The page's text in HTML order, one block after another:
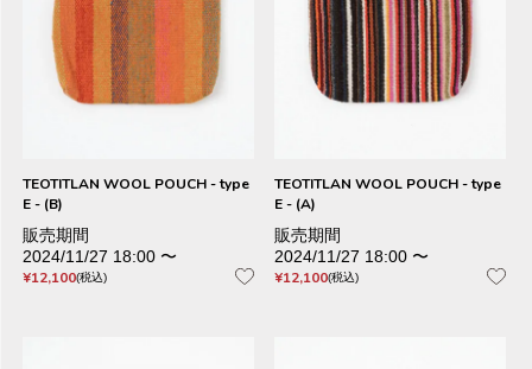
TEOTITLAN WOOL POUCH - type
E - (B)
販売期間
2024/11/27 18:00 〜
¥12,100 税込
TEOTITLAN WOOL POUCH - type
E - (A)
販売期間
2024/11/27 18:00 〜
¥12,100 税込